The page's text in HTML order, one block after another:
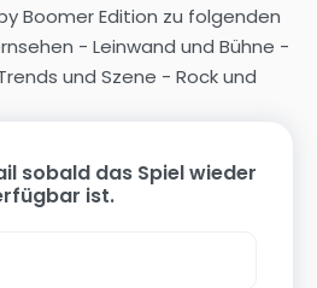
Boomer Edition zu folgenden
- Leinwand und Bühne -
und Szene - Rock und
sobald das Spiel wieder
ist.